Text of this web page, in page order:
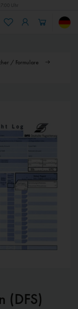
Uhr
/ Formulare
(DFS)